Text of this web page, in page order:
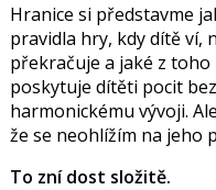
Hranice si představme
pravidla hry, kdy dítě ví,
překračuje a jaké z
poskytuje dítěti pocit
harmonickému vývoji.
že se neohlížím na jeho
To zní dost složitě.